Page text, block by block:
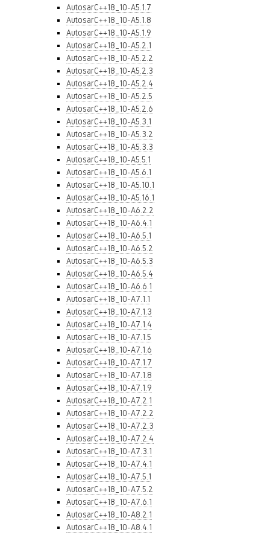
AutosarC++18_10-A5.1.7
AutosarC++18_10-A5.1.8
AutosarC++18_10-A5.1.9
AutosarC++18_10-A5.2.1
AutosarC++18_10-A5.2.2
AutosarC++18_10-A5.2.3
AutosarC++18_10-A5.2.4
AutosarC++18_10-A5.2.5
AutosarC++18_10-A5.2.6
AutosarC++18_10-A5.3.1
AutosarC++18_10-A5.3.2
AutosarC++18_10-A5.3.3
AutosarC++18_10-A5.5.1
AutosarC++18_10-A5.6.1
AutosarC++18_10-A5.10.1
AutosarC++18_10-A5.16.1
AutosarC++18_10-A6.2.2
AutosarC++18_10-A6.4.1
AutosarC++18_10-A6.5.1
AutosarC++18_10-A6.5.2
AutosarC++18_10-A6.5.3
AutosarC++18_10-A6.5.4
AutosarC++18_10-A6.6.1
AutosarC++18_10-A7.1.1
AutosarC++18_10-A7.1.3
AutosarC++18_10-A7.1.4
AutosarC++18_10-A7.1.5
AutosarC++18_10-A7.1.6
AutosarC++18_10-A7.1.7
AutosarC++18_10-A7.1.8
AutosarC++18_10-A7.1.9
AutosarC++18_10-A7.2.1
AutosarC++18_10-A7.2.2
AutosarC++18_10-A7.2.3
AutosarC++18_10-A7.2.4
AutosarC++18_10-A7.3.1
AutosarC++18_10-A7.4.1
AutosarC++18_10-A7.5.1
AutosarC++18_10-A7.5.2
AutosarC++18_10-A7.6.1
AutosarC++18_10-A8.2.1
AutosarC++18_10-A8.4.1